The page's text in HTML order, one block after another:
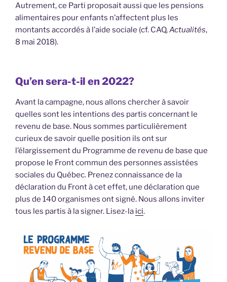
Autrement, ce Parti proposait aussi que les pensions
alimentaires pour enfants n’affectent plus les
montants accordés à l’aide sociale (cf. CAQ,Actualités,
8 mai 2018).
Qu’en sera-t-il en 2022?
Avant la campagne, nous allons chercher à savoir
quelles sont les intentions des partis concernant le
revenu de base. Nous sommes particulièrement
curieux de savoir quelle position ils ont sur
l’élargissement du Programme de revenu de base que
propose le Front commun des personnes assistées
sociales du Québec. Prenez connaissance de la
déclaration du Front à cet effet, une déclaration que
plus de 140 organismes ont signé. Nous allons inviter
tous les partis à la signer. Lisez-la ici.